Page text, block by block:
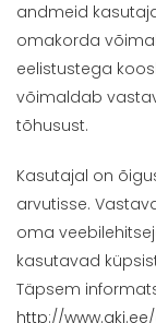
andmeid
omakorda
eelistustega
võimaldab
tõhusust.
Kasutajal on
arvutisse.
oma
kasutavad
Täpsem
http://